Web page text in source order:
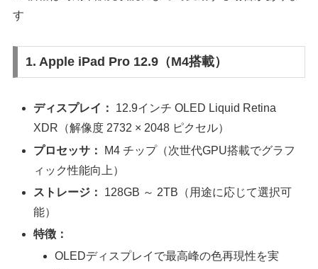
す
1. Apple iPad Pro 12.9（M4搭載）
ディスプレイ：
12.9インチ OLED Liquid Retina
XDR（解像度 2732 × 2048 ピクセル）
プロセッサ：
M4 チップ（次世代GPU搭載でグラフ
ィック性能向上）
ストレージ：
128GB ～ 2TB（用途に応じて選択可
能）
特徴：
OLEDディスプレイで最高峰の色再現性を実